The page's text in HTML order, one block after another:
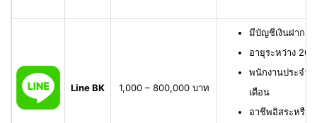
Line BK 1,000 – 800,000 บาท
มีบัญชีเงินฝาก
อายุระหว่าง 20
พนักงานประจำ
เดือน
อาชีพอิสระหรือ